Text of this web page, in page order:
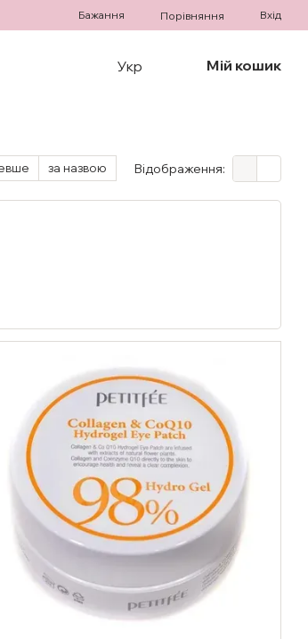
Бажання Порівняння Вхід
Укр Мій кошик
за назвою Відображення: